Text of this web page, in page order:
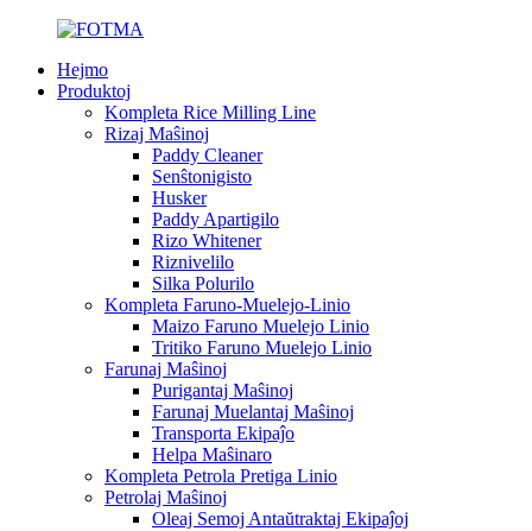
Hejmo
Produktoj
Kompleta Rice Milling Line
Rizaj Maŝinoj
Paddy Cleaner
Senŝtonigisto
Husker
Paddy Apartigilo
Rizo Whitener
Riznivelilo
Silka Polurilo
Kompleta Faruno-Muelejo-Linio
Maizo Faruno Muelejo Linio
Tritiko Faruno Muelejo Linio
Farunaj Maŝinoj
Purigantaj Maŝinoj
Farunaj Muelantaj Maŝinoj
Transporta Ekipaĵo
Helpa Maŝinaro
Kompleta Petrola Pretiga Linio
Petrolaj Maŝinoj
Oleaj Semoj Antaŭtraktaj Ekipaĵoj